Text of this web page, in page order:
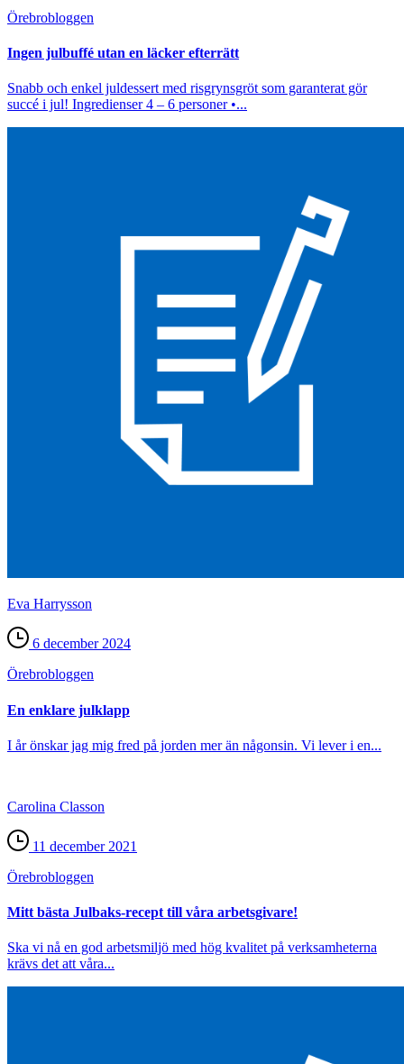
Örebro­bloggen
Ingen julbuffé utan en läcker efterrätt
Snabb och enkel juldessert med risgrynsgröt som garanterat gör
succé i jul! Ingredienser 4 – 6 personer •...
Eva Harrysson
6 december 2024
Örebro­bloggen
En enklare julklapp
I år önskar jag mig fred på jorden mer än någonsin. Vi lever i en...
Carolina Classon
11 december 2021
Örebro­bloggen
Mitt bästa Julbaks-recept till våra arbetsgivare!
Ska vi nå en god arbetsmiljö med hög kvalitet på verksamheterna
krävs det att våra...